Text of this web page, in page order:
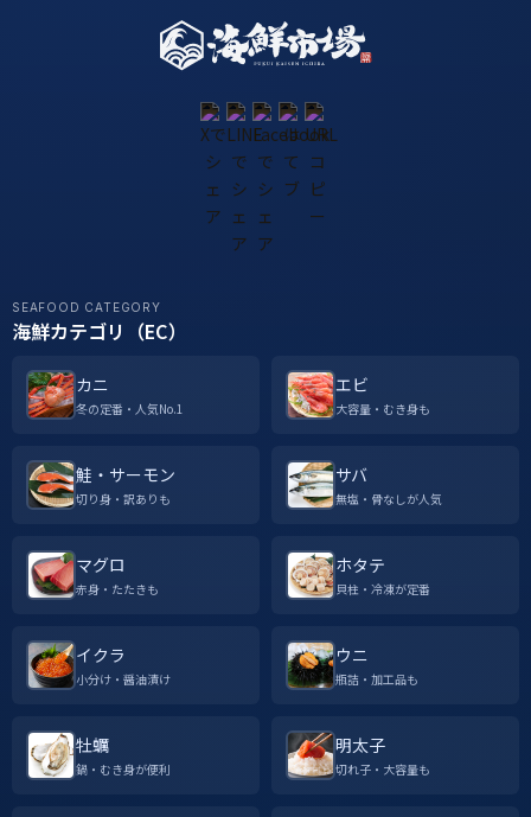
SEAFOOD CATEGORY
海鮮カテゴリ（EC）
カニ
冬の定番・人気No.1
エビ
大容量・むき身も
鮭・サーモン
切り身・訳ありも
サバ
無塩・骨なしが人気
マグロ
赤身・たたきも
ホタテ
貝柱・冷凍が定番
イクラ
小分け・醤油漬け
ウニ
瓶詰・加工品も
牡蠣
鍋・むき身が便利
明太子
切れ子・大容量も